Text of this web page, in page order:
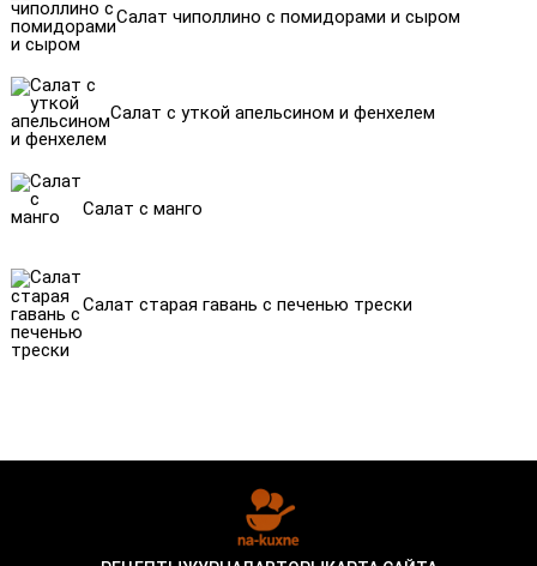
Салат чиполлино с помидорами и сыром
Салат с уткой апельсином и фенхелем
Салат с манго
Салат старая гавань с печенью трески